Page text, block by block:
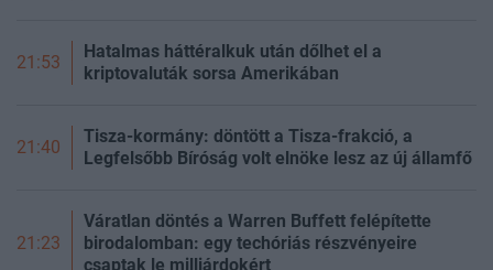
21:53
Hatalmas háttéralkuk után dőlhet el a
kriptovaluták sorsa Amerikában
21:40
Tisza-kormány: döntött a Tisza-frakció, a
Legfelsőbb Bíróság volt elnöke lesz az új államfő
21:23
Váratlan döntés a Warren Buffett felépítette
birodalomban: egy techóriás részvényeire
csaptak le milliárdokért